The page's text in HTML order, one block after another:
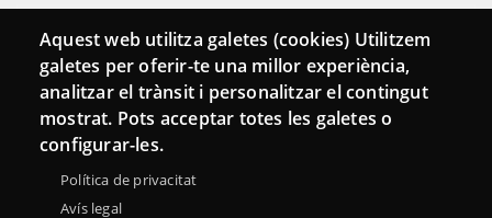
Connecta
Bustia de contacte
Butlletins
Aquest web utilitza galetes (cookies) Utilitzem
galetes per oferir-te una millor experiència,
analitzar el trànsit i personalitzar el contingut
mostrat. Pots acceptar totes les galetes o
configurar-les.
Política de privacitat
Avís legal